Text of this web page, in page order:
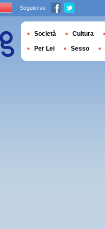
Seguici su
Società Cultura
Per Lei Sesso